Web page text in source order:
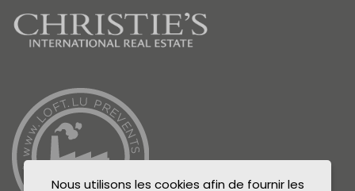
Nous utilisons les cookies afin de fournir les